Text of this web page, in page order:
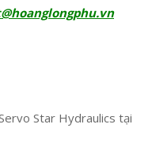
Star Hydraulics tại